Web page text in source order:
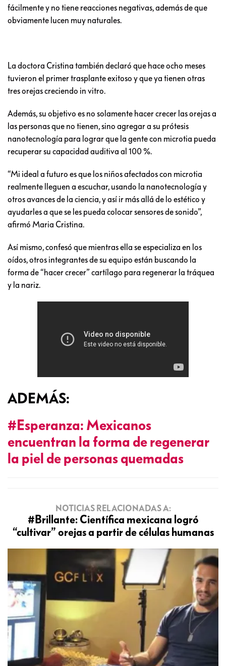
fácilmente y no tiene reacciones negativas, además de que
obviamente lucen muy naturales.
La doctora Cristina también declaró que hace ocho meses
tuvieron el primer trasplante exitoso y que ya tienen otras
tres orejas creciendo in vitro.
Además, su objetivo es no solamente hacer crecer las orejas a
las personas que no tienen, sino agregar a su prótesis
nanotecnología para lograr que la gente con microtia pueda
recuperar su capacidad auditiva al 100 %.
“Mi ideal a futuro es que los niños afectados con microtia
realmente lleguen a escuchar, usando la nanotecnología y
otros avances de la ciencia, y así ir más allá de lo estético y
ayudarles a que se les pueda colocar sensores de sonido”,
afirmó Maria Cristina.
Así mismo, confesó que mientras ella se especializa en los
oídos, otros integrantes de su equipo están buscando la
forma de “hacer crecer” cartílago para regenerar la tráquea
y la nariz.
ADEMÁS:
#Esperanza: Mexicanos
encuentran la forma de regenerar
la piel de personas quemadas
NOTICIAS RELACIONADAS A:
#Brillante: Científica mexicana logró
“cultivar” orejas a partir de células humanas